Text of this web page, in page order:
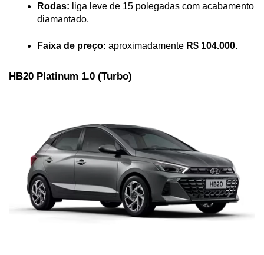
Rodas: liga leve de 15 polegadas com acabamento
diamantado.
Faixa de preço: aproximadamente R$ 104.000.
HB20 Platinum 1.0 (Turbo)